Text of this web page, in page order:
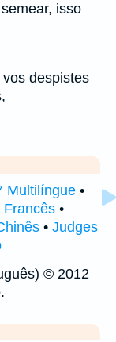
isso
despistes
Multilíngue •
Francês •
• Judges
© 2012